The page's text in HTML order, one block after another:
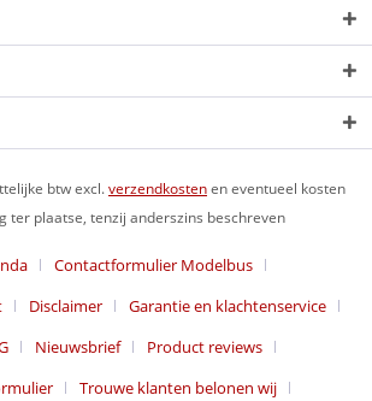
btw excl.verzendkostenen eventueel kosten
ter plaatse, tenzij anderszins beschreven
Contactformulier Modelbus
Disclaimer
Garantie en klachtenservice
Nieuwsbrief
Product reviews
Trouwe klanten belonen wij